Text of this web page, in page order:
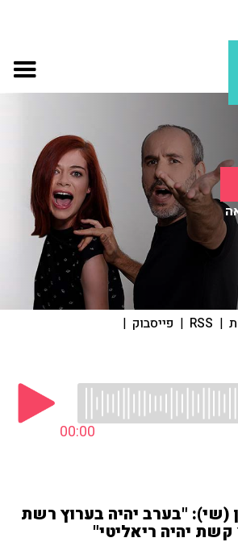
|
RSS
| פייסבוק |
00:00
"בערב יהיה בערוץ רשת
קשת יהיה ריאליטי"